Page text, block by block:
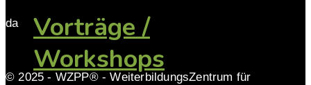
Vorträge /
Workshops
da
© 2025 - WZPP® - WeiterbildungsZentrum für